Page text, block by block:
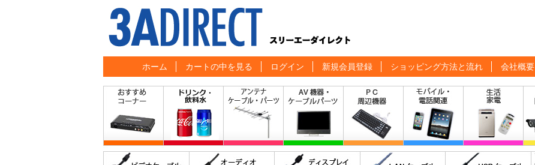
ホーム カートの中を見る ログイン 新規会員登録 ショッピング方法と流れ 会社概要